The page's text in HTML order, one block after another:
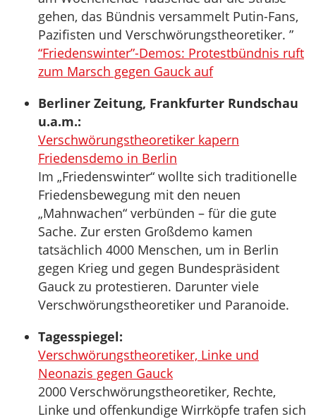
gehen, das Bündnis versammelt Putin-Fans,
Pazifisten und Verschwörungstheoretiker. ”
“Friedenswinter”-Demos: Protestbündnis ruft
zum Marsch gegen Gauck auf
Berliner Zeitung, Frankfurter Rundschau
u.a.m.:
Verschwörungstheoretiker kapern
Friedensdemo in Berlin
Im „Friedenswinter“ wollte sich traditionelle
Friedensbewegung mit den neuen
„Mahnwachen“ verbünden – für die gute
Sache. Zur ersten Großdemo kamen
tatsächlich 4000 Menschen, um in Berlin
gegen Krieg und gegen Bundespräsident
Gauck zu protestieren. Darunter viele
Verschwörungstheoretiker und Paranoide.
Tagesspiegel:
Verschwörungstheoretiker, Linke und
Neonazis gegen Gauck
2000 Verschwörungstheoretiker, Rechte,
Linke und offenkundige Wirrköpfe trafen sich